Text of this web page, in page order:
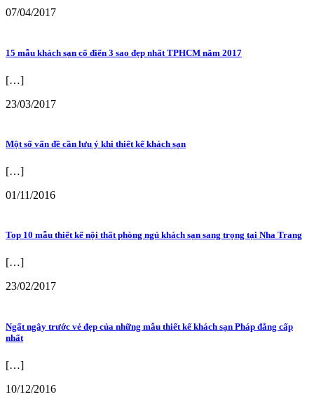
07/04/2017
15 mẫu khách sạn cổ điển 3 sao đẹp nhất TPHCM năm 2017
[…]
23/03/2017
Một số vấn đề cần lưu ý khi thiết kế khách sạn
[…]
01/11/2016
Top 10 mẫu thiết kế nội thất phòng ngủ khách sạn sang trọng tại Nha Trang
[…]
23/02/2017
Ngất ngây trước vẻ đẹp của những mẫu thiết kế khách sạn Pháp đẳng cấp
nhất
[…]
10/12/2016